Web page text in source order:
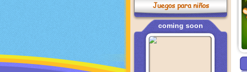
Juegos para niños
coming soon